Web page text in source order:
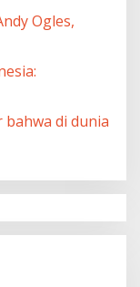
Ogles,
bahwa di dunia